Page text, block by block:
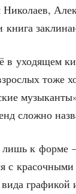
Нико­ла­ев,
в ухо­дя­щем
тоже
слож­но
к фор­ме
с кра­соч­ны­ми
вида